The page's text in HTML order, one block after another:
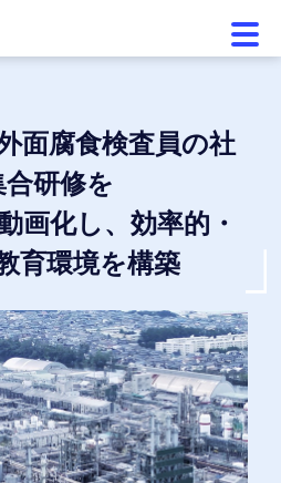
面腐食検査員の社
合研修を
画化し、効率的・
育環境を構築